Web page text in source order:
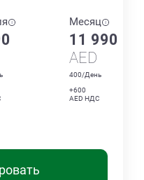
Месяц
11 990
AED
400/День
+600
AED НДС